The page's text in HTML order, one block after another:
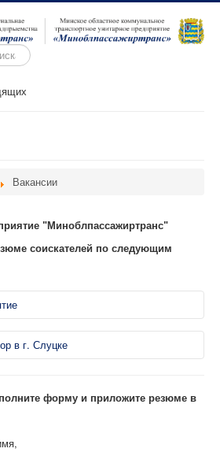
служба
Вакансии
"Миноблпассажиртранс"
соискателей по следующим
в г. Слуцке
форму и приложите резюме в